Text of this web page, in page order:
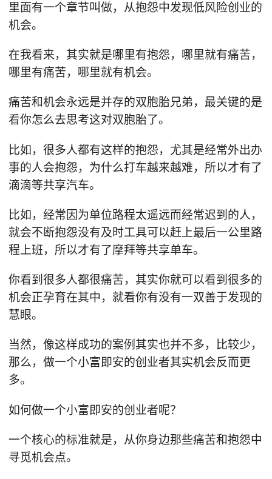
里面有一个章节叫做，从抱怨中发现低风险创业的
机会。
在我看来，其实就是哪里有抱怨，哪里就有痛苦，
哪里有痛苦，哪里就有机会。
痛苦和机会永远是并存的双胞胎兄弟，最关键的是
看你怎么去思考这对双胞胎了。
比如，很多人都有这样的抱怨，尤其是经常外出办
事的人会抱怨，为什么打车越来越难，所以才有了
滴滴等共享汽车。
比如，经常因为单位路程太遥远而经常迟到的人，
就会不断抱怨没有及时工具可以赶上最后一公里路
程上班，所以才有了摩拜等共享单车。
你看到很多人都很痛苦，其实你就可以看到很多的
机会正孕育在其中，就看你有没有一双善于发现的
慧眼。
当然，像这样成功的案例其实也并不多，比较少，
那么，做一个小富即安的创业者其实机会反而更
多。
如何做一个小富即安的创业者呢？
一个核心的标准就是，从你身边那些痛苦和抱怨中
寻觅机会点。